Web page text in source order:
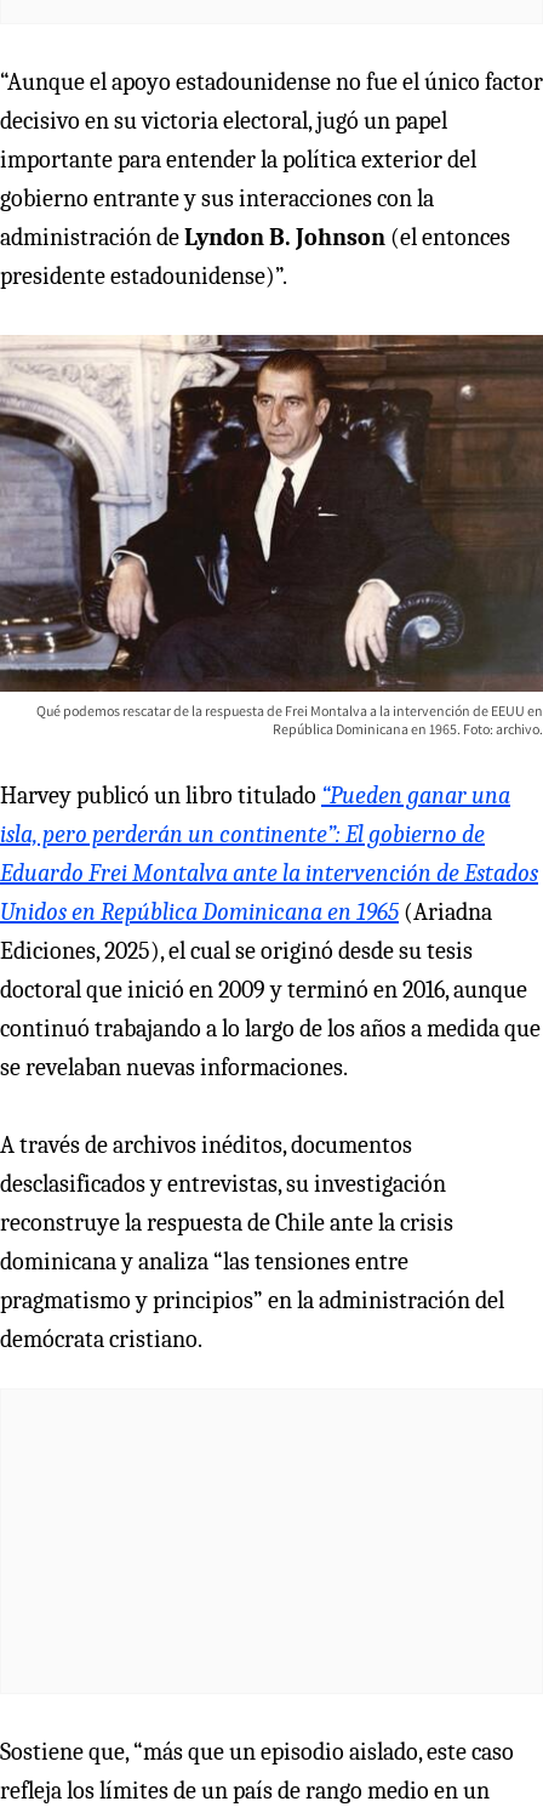
“Aunque el apoyo estadounidense no fue el único factor
decisivo en su victoria electoral, jugó un papel
importante para entender la política exterior del
gobierno entrante y sus interacciones con la
administración deLyndon B. Johnson (el entonces
presidente estadounidense)”.
Qué podemos rescatar de la respuesta de Frei Montalva a la intervención de EEUU en
República Dominicana en 1965. Foto: archivo.
Harvey publicó un libro titulado “Pueden ganar una
isla, pero perderán un continente”: El gobierno de
Eduardo Frei Montalva ante la intervención de Estados
Unidos en República Dominicana en 1965 (Ariadna
Ediciones, 2025), el cual se originó desde su tesis
doctoral que inició en 2009 y terminó en 2016, aunque
continuó trabajando a lo largo de los años a medida que
se revelaban nuevas informaciones.
A través de archivos inéditos, documentos
desclasificados y entrevistas, su investigación
reconstruye la respuesta de Chile ante la crisis
dominicana y analiza “las tensiones entre
pragmatismo y principios” en la administración del
demócrata cristiano.
Sostiene que, “más que un episodio aislado, este caso
refleja los límites de un país de rango medio en un